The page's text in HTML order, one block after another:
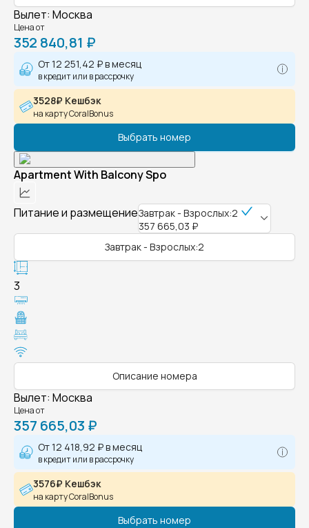
Вылет: Москва
Цена от
352 840,81 ₽
От12 251,42 ₽в месяц
в кредит или в рассрочку
3528₽ Кешбэк
на карту CoralBonus
Выбрать номер
Apartment With Balcony Spo
Питание и размещениеЗавтрак - Взрослых:2
357 665,03 ₽
Завтрак - Взрослых:2
3
Описание номера
Вылет: Москва
Цена от
357 665,03 ₽
От12 418,92 ₽в месяц
в кредит или в рассрочку
3576₽ Кешбэк
на карту CoralBonus
Выбрать номер